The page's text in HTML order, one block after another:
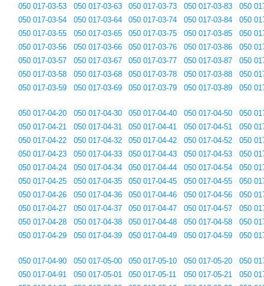
050 017-03-53
050 017-03-54
050 017-03-55
050 017-03-56
050 017-03-57
050 017-03-58
050 017-03-59
050 017-03-63
050 017-03-64
050 017-03-65
050 017-03-66
050 017-03-67
050 017-03-68
050 017-03-69
050 017-03-73
050 017-03-74
050 017-03-75
050 017-03-76
050 017-03-77
050 017-03-78
050 017-03-79
050 017-03-83
050 017-03-84
050 017-03-85
050 017-03-86
050 017-03-87
050 017-03-88
050 017-03-89
050
050
050
050
050
050
050
050 017-04-20
050 017-04-21
050 017-04-22
050 017-04-23
050 017-04-24
050 017-04-25
050 017-04-26
050 017-04-27
050 017-04-28
050 017-04-29
050 017-04-30
050 017-04-31
050 017-04-32
050 017-04-33
050 017-04-34
050 017-04-35
050 017-04-36
050 017-04-37
050 017-04-38
050 017-04-39
050 017-04-40
050 017-04-41
050 017-04-42
050 017-04-43
050 017-04-44
050 017-04-45
050 017-04-46
050 017-04-47
050 017-04-48
050 017-04-49
050 017-04-50
050 017-04-51
050 017-04-52
050 017-04-53
050 017-04-54
050 017-04-55
050 017-04-56
050 017-04-57
050 017-04-58
050 017-04-59
050
050
050
050
050
050
050
050
050
050
050 017-04-90
050 017-04-91
050 017-05-00
050 017-05-01
050 017-05-10
050 017-05-11
050 017-05-20
050 017-05-21
050
050